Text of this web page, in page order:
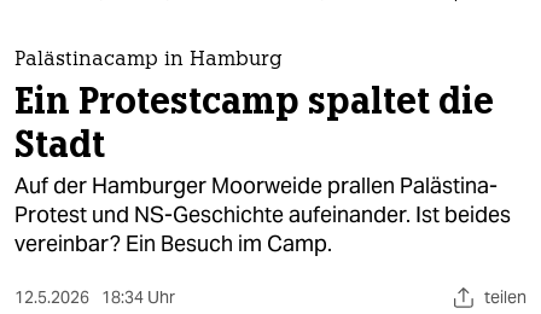
themen
politik
öko
gesellschaft
Palästinacamp in Hamburg
Ein Protestcamp spaltet die
Stadt
Auf der Hamburger Moorweide prallen Palästina-
Protest und NS-Geschichte aufeinander. Ist beides
vereinbar? Ein Besuch im Camp.
12.5.2026 18:34 Uhr teilen